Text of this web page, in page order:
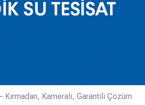
Kırmadan, Kameralı, Garantili Çözüm